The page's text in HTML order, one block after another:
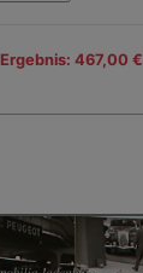
Ergebnis: 467,00 €